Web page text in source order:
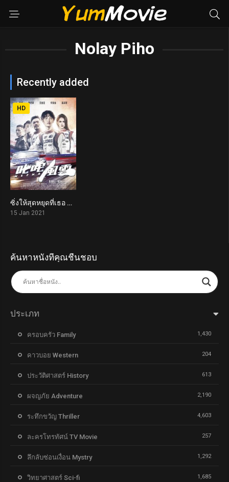
Nolay Piho
Recently added
4.7
HD
ซิ่งให้สุดหยุดที่เธอ Nezha (2021)
15 Jan 2021
ค้นหาหนังที่คุณชื่นชอบ
ประเภท
ครอบครัว Family 1,430
คาวบอย Western 204
ประวัติศาสตร์ History 613
ผจญภัย Adventure 2,190
ระทึกขวัญ Thriller 4,603
ละครโทรทัศน์ TV Movie 257
ลึกลับซ่อนเงื่อน Mystry 1,292
วิทยาศาสตร์ Sci-fi 1,685